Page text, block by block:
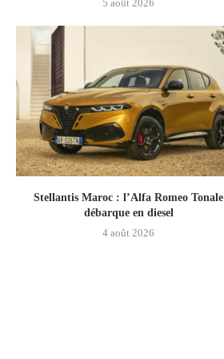
5 août 2026
Stellantis Maroc : l’Alfa Romeo Tonale
débarque en diesel
4 août 2026